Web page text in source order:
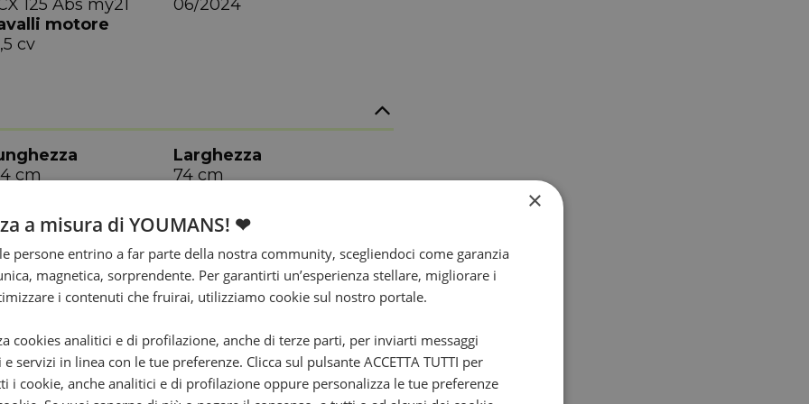
125 Abs my21
06/2024
motore
cv
cm
Larghezza
74 cm
11.8/6500
Raffreddamento
Liquido
×
a misura di YOUMANS! ❤
persone entrino a far parte della nostra community, scegliendoci come garanzia
magnetica, sorprendente. Per garantirti un’esperienza stellare, migliorare i
i contenuti che fruirai, utilizziamo cookie sul nostro portale.
cookies analitici e di profilazione, anche di terze parti, per inviarti messaggi
servizi in linea con le tue preferenze. Clicca sul pulsante ACCETTA TUTTI per
i cookie, anche analitici e di profilazione oppure personalizza le tue preferenze